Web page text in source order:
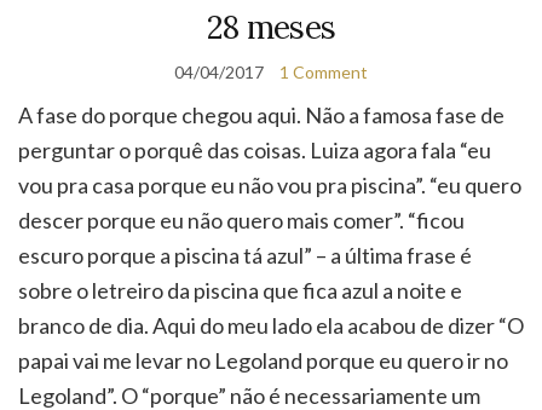
28 meses
04/04/2017 1 Comment
A fase do porque chegou aqui. Não a famosa fase de
perguntar o porquê das coisas. Luiza agora fala “eu
vou pra casa porque eu não vou pra piscina”. “eu quero
descer porque eu não quero mais comer”. “ficou
escuro porque a piscina tá azul” – a última frase é
sobre o letreiro da piscina que fica azul a noite e
branco de dia. Aqui do meu lado ela acabou de dizer “O
papai vai me levar no Legoland porque eu quero ir no
Legoland”. O “porque” não é necessariamente um